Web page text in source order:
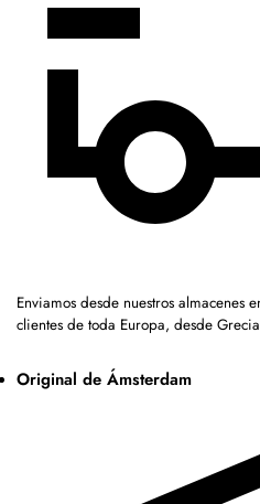
Enviamos desde nuestros
clientes de toda Europa, desde
Original de Ámsterdam